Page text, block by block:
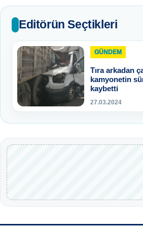
Editörün Seçtikleri
GÜNDEM
Tıra arkadan
kamyonetin
kaybetti
27.03.2024